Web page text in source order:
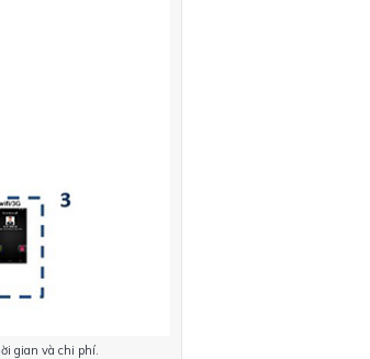
gian và chi phí.